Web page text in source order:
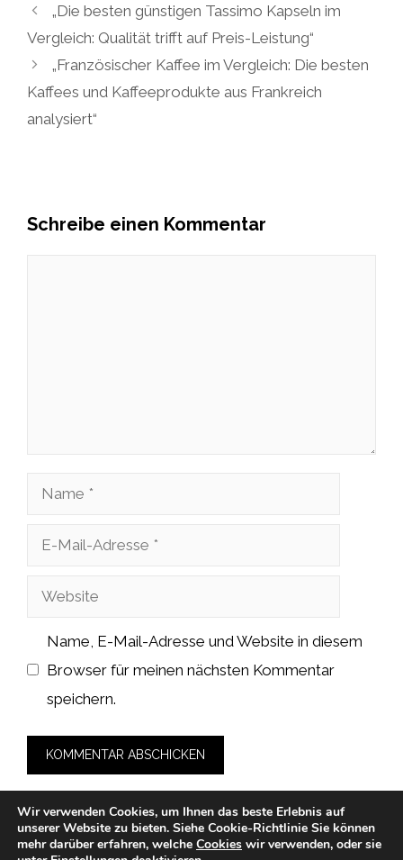
„Die besten günstigen Tassimo Kapseln im
Vergleich: Qualität trifft auf Preis-Leistung“
„Französischer Kaffee im Vergleich: Die besten
Kaffees und Kaffeeprodukte aus Frankreich
analysiert“
Schreibe einen Kommentar
Name
Adresse
Website
Name, E-Mail-Adresse und Website in diesem
Browser für meinen nächsten Kommentar
speichern.
Wir verwenden Cookies, um Ihnen das beste Erlebnis auf
unserer Website zu bieten. Siehe Cookie-Richtlinie Sie können
mehr darüber erfahren, welche Cookies wir verwenden, oder sie